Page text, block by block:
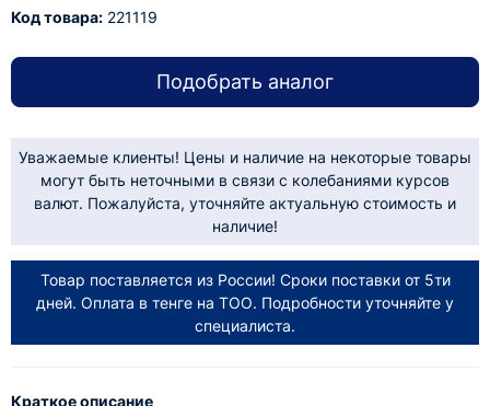
Код товара: 221119
Подобрать аналог
Уважаемые клиенты! Цены и наличие на некоторые товары
могут быть неточными в связи с колебаниями курсов
валют. Пожалуйста, уточняйте актуальную стоимость и
наличие!
Товар поставляется из России! Сроки поставки от 5ти
дней. Оплата в тенге на ТОО. Подробности уточняйте у
специалиста.
Краткое описание